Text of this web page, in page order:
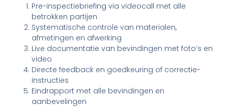
Pre-inspectiebriefing via videocall met alle
betrokken partijen
Systematische controle van materialen,
afmetingen en afwerking
Live documentatie van bevindingen met foto’s en
video
Directe feedback en goedkeuring of correctie-
instructies
Eindrapport met alle bevindingen en
aanbevelingen